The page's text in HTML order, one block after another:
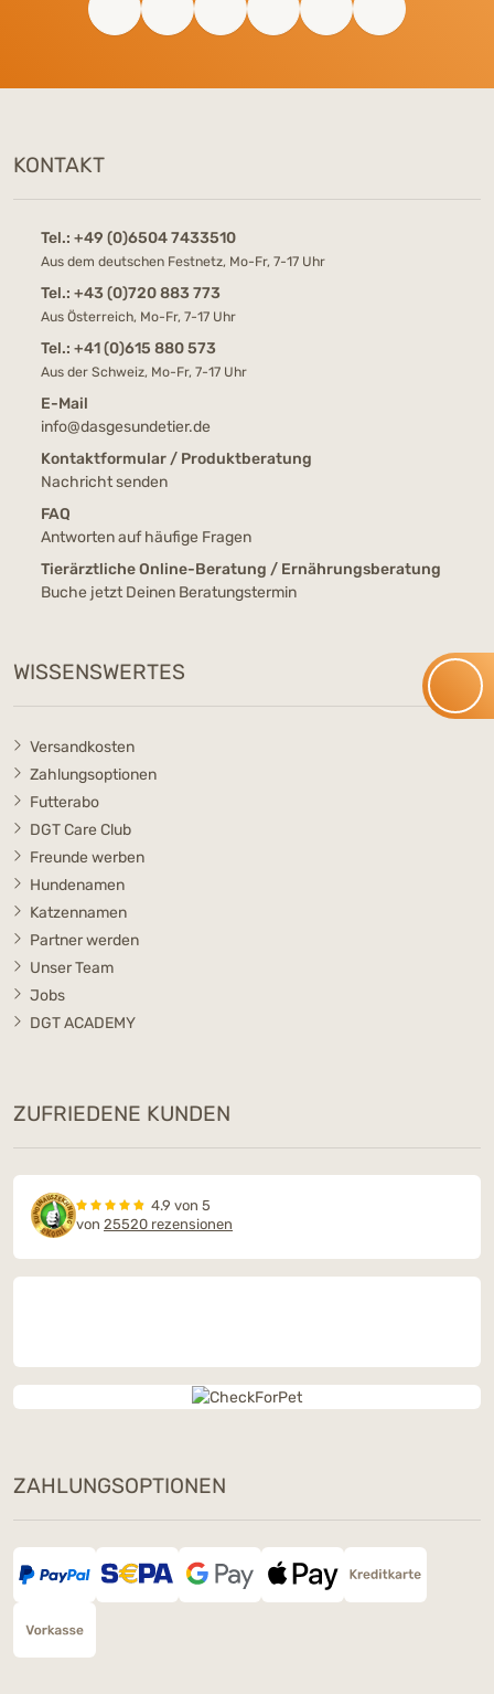
KONTAKT
Tel.: +49 (0)6504 7433510
Aus dem deutschen Festnetz, Mo-Fr, 7-17 Uhr
Tel.: +43 (0)720 883 773
Aus Österreich, Mo-Fr, 7-17 Uhr
Tel.: +41 (0)615 880 573
Aus der Schweiz, Mo-Fr, 7-17 Uhr
E-Mail
info@dasgesundetier.de
Kontaktformular / Produktberatung
Nachricht senden
FAQ
Antworten auf häufige Fragen
Tierärztliche Online-Beratung / Ernährungsberatung
Buche jetzt Deinen Beratungstermin
WISSENSWERTES
Versandkosten
Zahlungsoptionen
Futterabo
DGT Care Club
Freunde werben
Hundenamen
Katzennamen
Partner werden
Unser Team
Jobs
DGT ACADEMY
ZUFRIEDENE KUNDEN
4.9 von 5
von 25520 rezensionen
ZAHLUNGSOPTIONEN